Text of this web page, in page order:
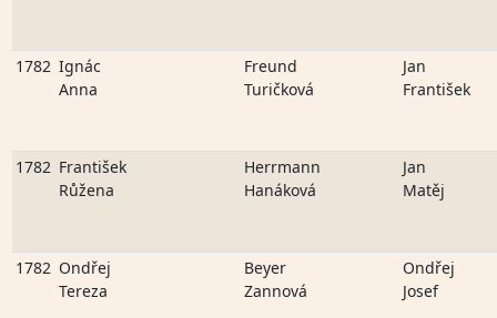
1782 Ignác
Anna
Freund
Turičková
Jan
František
1782 František
Růžena
Herrmann
Hanáková
Jan
Matěj
1782 Ondřej
Tereza
Beyer
Zannová
Ondřej
Josef